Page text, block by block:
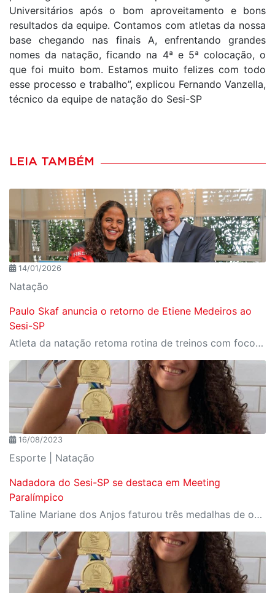
Universitários após o bom aproveitamento e bons
resultados da equipe. Contamos com atletas da nossa
base chegando nas finais A, enfrentando grandes
nomes da natação, ficando na 4ª e 5ª colocação, o
que foi muito bom. Estamos muito felizes com todo
esse processo e trabalho”, explicou Fernando Vanzella,
técnico da equipe de natação do Sesi-SP
LEIA TAMBÉM
14/01/2026
Natação
Paulo Skaf anuncia o retorno de Etiene Medeiros ao
Sesi-SP
Atleta da natação retoma rotina de treinos com foco em Los Angeles 2028
16/08/2023
Esporte | Natação
Nadadora do Sesi-SP se destaca em Meeting
Paralímpico
Taline Mariane dos Anjos faturou três medalhas de ouro na competição disputada no Rio de Janeiro